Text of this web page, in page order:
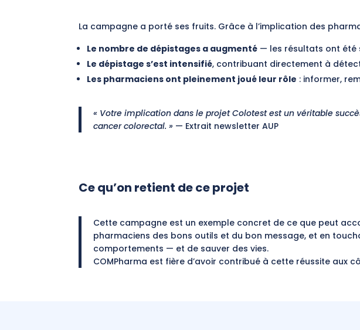
La campagne a porté ses fruits. Grâce à l’implication des
Le nombre de dépistages a augmenté — les résultats ont été
Le dépistage s’est intensifié, contribuant directement à
Les pharmaciens ont pleinement joué leur rôle : informer,
« Votre implication dans le projet Colotest est un véritable
cancer colorectal. » — Extrait newsletter AUP
Ce qu’on retient de ce projet
Cette campagne est un exemple concret de ce que peut
pharmaciens des bons outils et du bon message, et en
comportements — et de sauver des vies.
COMPharma est fière d’avoir contribué à cette réussite aux